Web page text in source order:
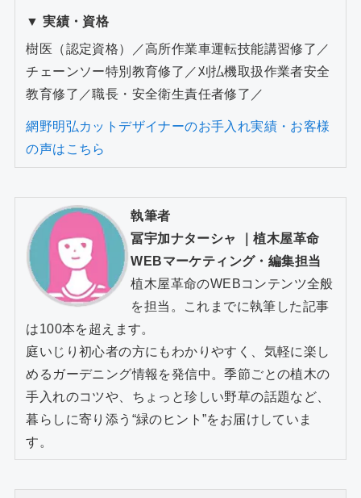
▼ 実績・資格
樹医（認定資格）／高所作業車運転技能講習修了／
チェーンソー特別教育修了／刈払機取扱作業者安全
教育修了／職長・安全衛生責任者修了／
網野明弘カットデザイナーのお手入れ実績・お客様
の声はこちら
執筆者
冨宇加ナターシャ
｜植木屋革命
WEBマーケティング・編集担当
植木屋革命のWEBコンテンツ全般
を担当。これまでに執筆した記事
は100本を超えます。
庭いじり初心者の方にもわかりやすく、気軽に楽し
めるガーデニング情報を発信中。季節ごとの植木の
手入れのコツや、ちょっと珍しい野草の話題など、
暮らしに寄り添う“緑のヒント”をお届けしていま
す。